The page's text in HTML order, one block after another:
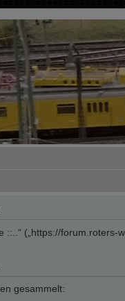
::..“ („https://
gesammelt: